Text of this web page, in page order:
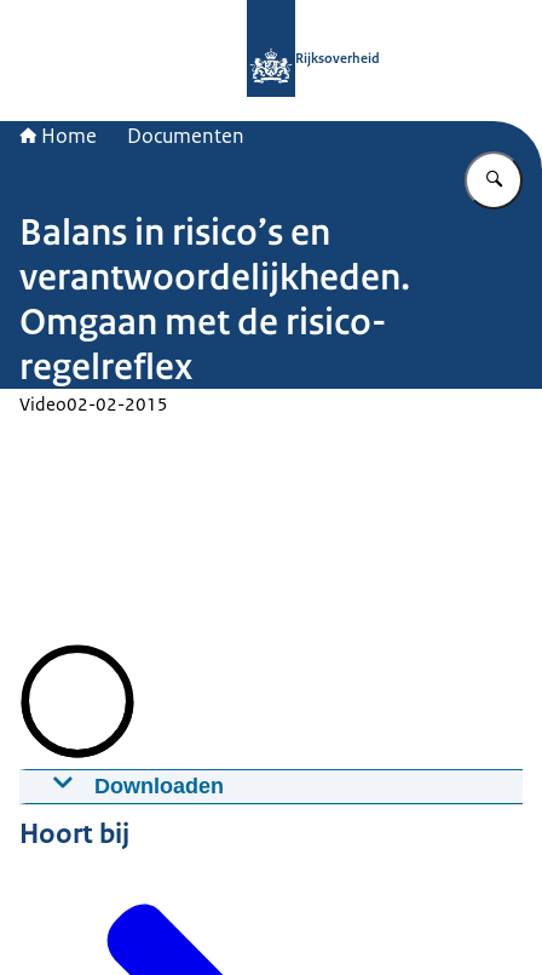
Rijksoverheid
Home Documenten
Balans in risico’s en
verantwoordelijkheden.
Omgaan met de risico-
regelreflex
Video02-02-2015
Downloaden
Balans in risico’s en verantwoordelijkheden.
Omgaan met de risico-regelreflex
Download
Hoort bij